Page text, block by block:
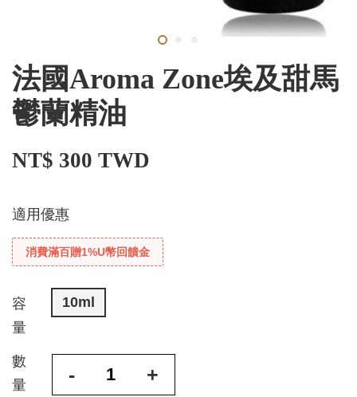
法國Aroma Zone埃及甜馬
鬱蘭精油
NT$ 300 TWD
適用優惠
消費滿百贈1%U幣回饋金
容
量
10ml
數
量
- +